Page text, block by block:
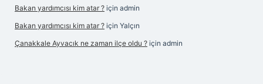
Bakan yardımcısı kim atar ? için admin
Bakan yardımcısı kim atar ? için Yalçın
Çanakkale Ayvacık ne zaman ilçe oldu ? için admin